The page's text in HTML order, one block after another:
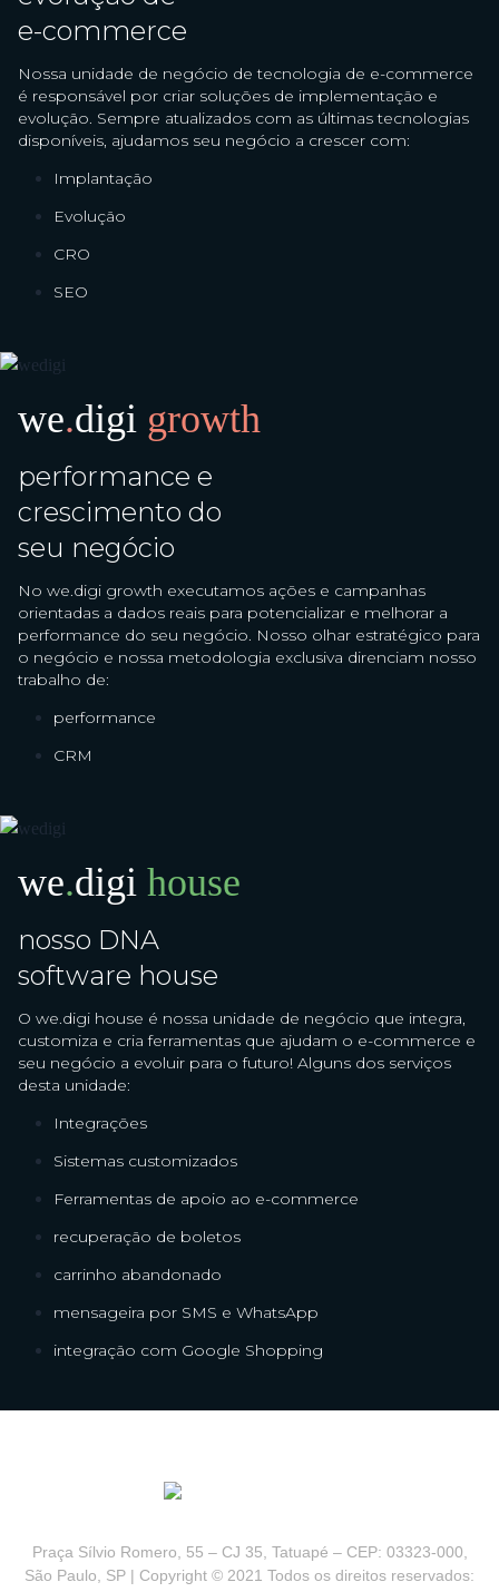
e-commerce
Nossa unidade de negócio de tecnologia de e-commerce
é responsável por criar soluções de implementação e
evolução. Sempre atualizados com as últimas tecnologias
disponíveis, ajudamos seu negócio a crescer com:
Implantação
Evolução
CRO
SEO
we.digi growth
performance e
crescimento do
seu negócio
No we.digi growth executamos ações e campanhas
orientadas a dados reais para potencializar e melhorar a
performance do seu negócio. Nosso olhar estratégico para
o negócio e nossa metodologia exclusiva direnciam nosso
trabalho de:
performance
CRM
we.digi house
nosso DNA
software house
O we.digi house é nossa unidade de negócio que integra,
customiza e cria ferramentas que ajudam o e-commerce e
seu negócio a evoluir para o futuro! Alguns dos serviços
desta unidade:
Integrações
Sistemas customizados
Ferramentas de apoio ao e-commerce
recuperação de boletos
carrinho abandonado
mensageira por SMS e WhatsApp
integração com Google Shopping
Praça Sílvio Romero, 55 – CJ 35, Tatuapé – CEP: 03323-000,
São Paulo, SP | Copyright © 2021 Todos os direitos reservados: